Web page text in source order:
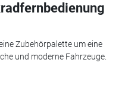
Zubehörpalette um eine
und moderne Fahrzeuge.